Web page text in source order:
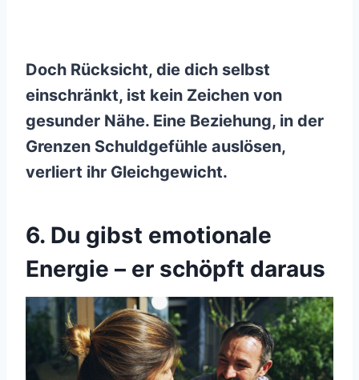
Doch Rücksicht, die dich selbst
einschränkt, ist kein Zeichen von
gesunder Nähe. Eine Beziehung, in der
Grenzen Schuldgefühle auslösen,
verliert ihr Gleichgewicht.
6. Du gibst emotionale
Energie – er schöpft daraus